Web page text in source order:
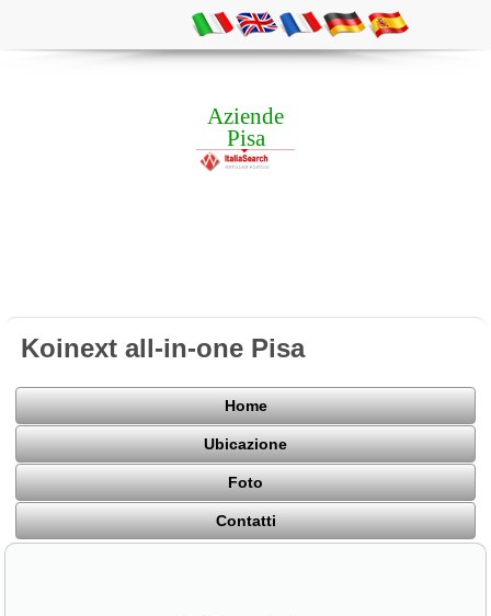
Aziende
Pisa
Koinext all-in-one Pisa
Home
Ubicazione
Foto
Contatti